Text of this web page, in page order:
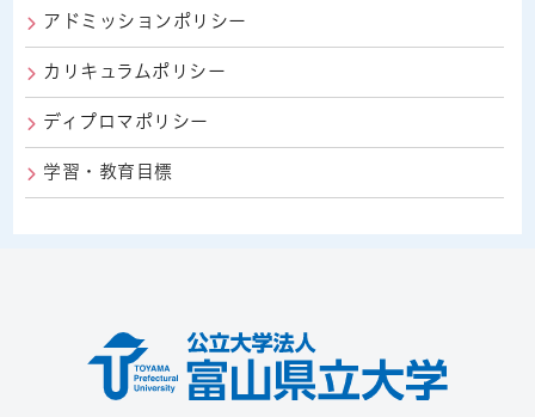
アドミッションポリシー
カリキュラムポリシー
ディプロマポリシー
学習・教育目標